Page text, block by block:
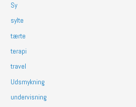
Sy
sylte
tærte
terapi
travel
Udsmykning
undervisning